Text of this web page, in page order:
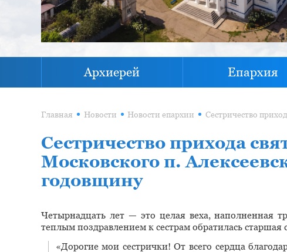
Архиерей Епархия
Главная Новости Новости епархии
Сестричество прихода
Московского п.
годовщину
Четырнадцать лет — это целая веха, наполненная
теплым поздравлением к сестрам обратилась
«Дорогие мои сестрички! От всего сердца